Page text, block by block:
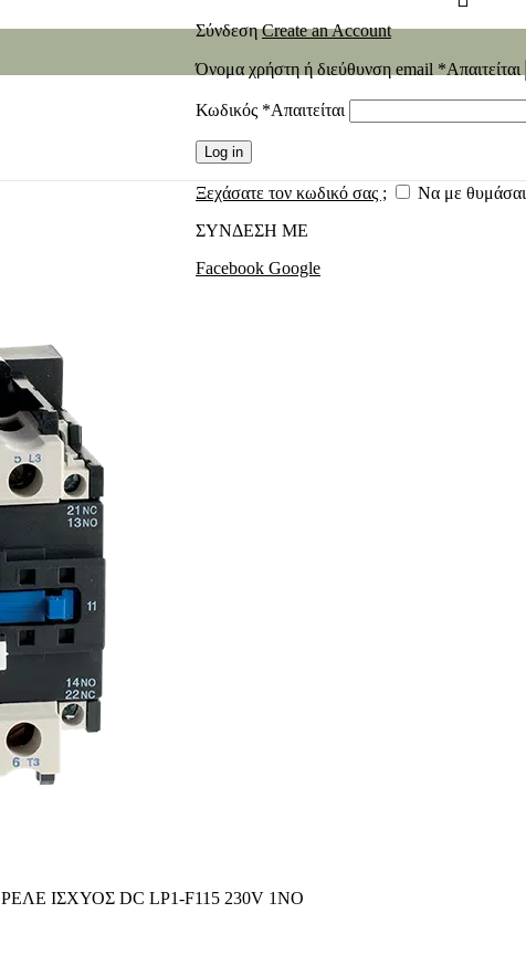
ΣύνδεσηCreate an Account
Όνομα χρήστη ή διεύθυνση email *Απαιτείται
Κωδικός *Απαιτείται
Log in
Ξεχάσατε τον κωδικό σας ;
Να με θυμάσαι
ΣΥΝΔΕΣΗ ΜΕ
Facebook Google
ΡΕΛΕ ΙΣΧΥΟΣ DC LP1-F115 230V 1ΝΟ